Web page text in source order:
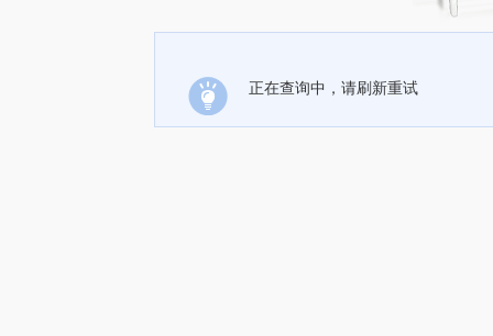
正在查询中，请刷新重试